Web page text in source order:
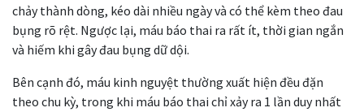
chảy thành dòng, kéo dài nhiều ngày và có thể kèm theo đau
bụng rõ rệt. Ngược lại, máu báo thai ra rất ít, thời gian ngắn
và hiếm khi gây đau bụng dữ dội.
Bên cạnh đó, máu kinh nguyệt thường xuất hiện đều đặn
theo chu kỳ, trong khi máu báo thai chỉ xảy ra 1 lần duy nhất